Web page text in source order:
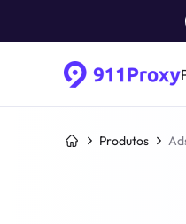
Produtos